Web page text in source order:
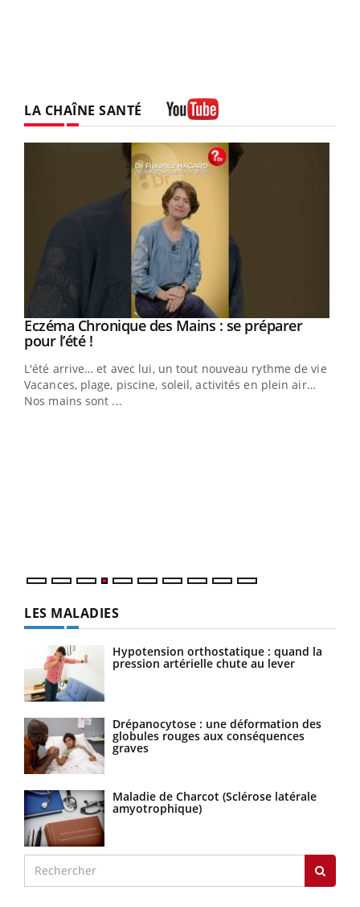
LA CHAÎNE SANTÉ
Youtube
Eczéma Chronique des Mains : se préparer
pour l’été !Youtube
L'été arrive… et avec lui, un tout nouveau rythme de vie !
Vacances, plage, piscine, soleil, activités en plein air…
Nos mains sont ...
LES MALADIES
Hypotension orthostatique : quand la
pression artérielle chute au lever
Drépanocytose : une déformation des
globules rouges aux conséquences
graves
Maladie de Charcot (Sclérose latérale
amyotrophique)